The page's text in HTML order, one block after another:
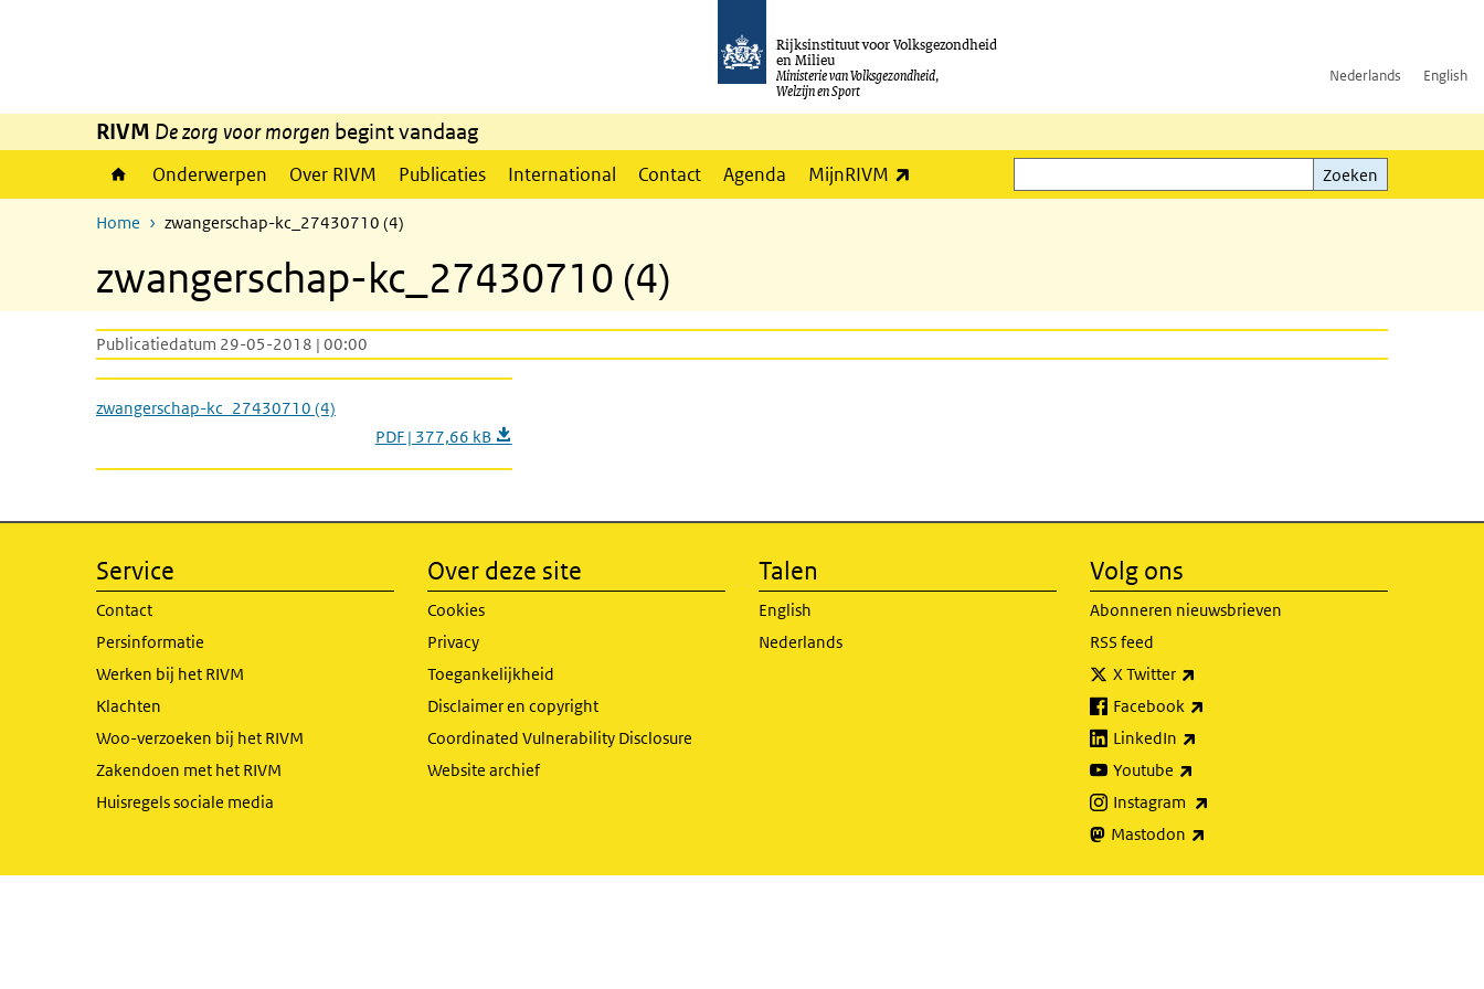
Rijksinstituut voor Volksgezondheid
en Milieu
Ministerie van Volksgezondheid,
Welzijn en Sport
Nederlands English
RIVM De zorg voor morgen begint vandaag
Onderwerpen Over RIVM Publicaties International Contact Agenda MijnRIVM
Zoeken
Zoeken
Home zwangerschap-kc_27430710 (4)
zwangerschap-kc_27430710 (4)
Publicatiedatum 29-05-2018 | 00:00
zwangerschap-kc_27430710 (4)
PDF | 377,66 kB
Service
Contact
Persinformatie
Werken bij het RIVM
Klachten
Woo-verzoeken bij het RIVM
Zakendoen met het RIVM
Huisregels sociale media
Over deze site
Cookies
Privacy
Toegankelijkheid
Disclaimer en copyright
Coordinated Vulnerability Disclosure
Website archief
Talen
English
Nederlands
Volg ons
Abonneren nieuwsbrieven
RSS feed
X Twitter
Facebook
LinkedIn
Youtube
Instagram
Mastodon